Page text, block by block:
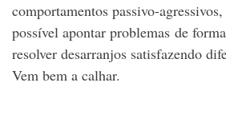
comportamentos passivo-
possível apontar problemas de
resolver desarranjos satisfazendo
Vem bem a calhar.